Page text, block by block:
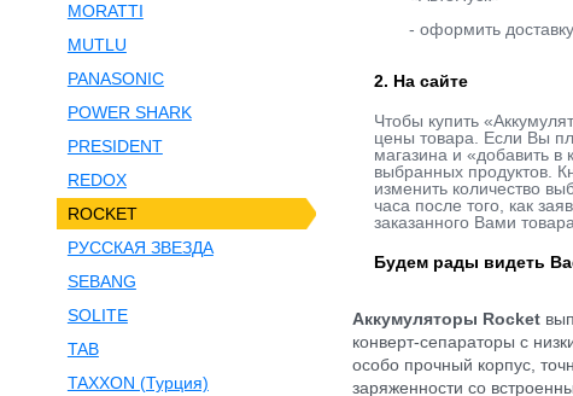
MORATTI
MUTLU
PANASONIC
POWER SHARK
PRESIDENT
REDOX
ROCKET
РУССКАЯ ЗВЕЗДА
SEBANG
SOLITE
TAB
TAXXON (Турция)
- оформить
2. На сайте
Чтобы купить
цены товара. Если Вы
магазина и «добавить в
выбранных продуктов.
изменить количество
часа после того, как
заказанного Вами товара.
Будем рады видеть
Аккумуляторы Rocket
конверт-сепараторы с
особо прочный корпус,
заряженности со